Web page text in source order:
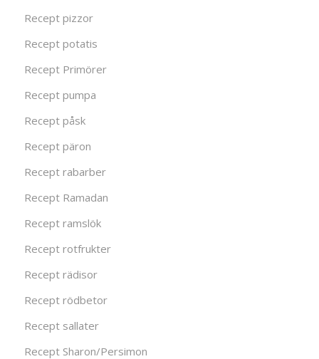
Recept pizzor
Recept potatis
Recept Primörer
Recept pumpa
Recept påsk
Recept päron
Recept rabarber
Recept Ramadan
Recept ramslök
Recept rotfrukter
Recept rädisor
Recept rödbetor
Recept sallater
Recept Sharon/Persimon